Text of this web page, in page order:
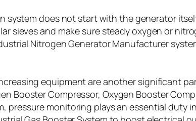
system does not start with the generator
sieves and make sure steady oxygen or
Nitrogen Generator Manufacturer
equipment are another significant
Booster Compressor, Oxygen Booster
pressure monitoring plays an essential duty